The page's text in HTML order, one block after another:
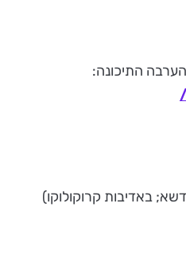
התיכונה:
/
באדיבות קרוקולוקו)